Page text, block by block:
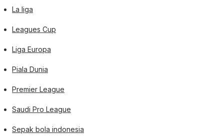
La liga
Leagues Cup
Liga Europa
Piala Dunia
Premier League
Saudi Pro League
Sepak bola indonesia